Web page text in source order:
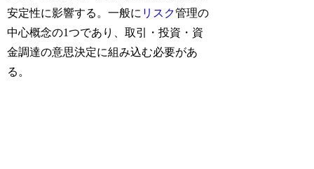
安定性に影響する。一般に リスク管理の
中心概念の1つであり、取引・投資・資
金調達の意思決定に組み込む必要があ
る。